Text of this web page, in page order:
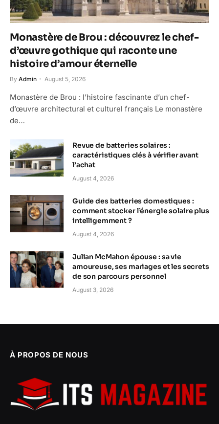
Monastère de Brou : découvrez le chef-
d’œuvre gothique qui raconte une
histoire d’amour éternelle
By Admin August 5, 2026
Monastère de Brou : l’histoire fascinante d’un chef-
d’œuvre architectural et culturel français Le monastère
de…
Revue de batteries solaires :
caractéristiques clés à vérifier avant
l’achat
August 4, 2026
Guide des batteries domestiques :
comment stocker l’énergie solaire plus
intelligemment ?
August 4, 2026
Julian McMahon épouse : sa vie
amoureuse, ses mariages et les secrets
de son parcours personnel
August 3, 2026
À PROPOS DE NOUS